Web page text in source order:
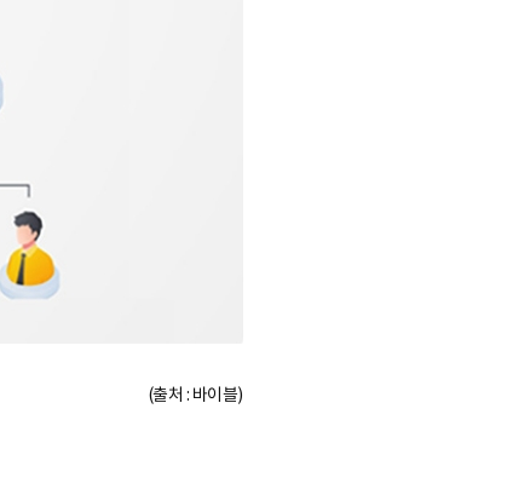
(출처 : 바이블)